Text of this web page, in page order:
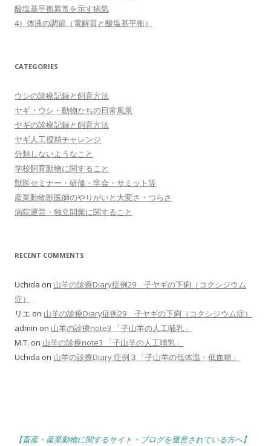
酸塩基平衡異常を示す病気
4）体液の調節（電解質と酸塩基平衡）
CATEGORIES
ウシの診療記録と飼育方法
ヤギ・ウシ・動物たちの日常風景
ヤギの診療記録と飼育方法
ヤギ人工授精チャレンジ
分類しないようなこと
学校飼育動物に関すること
獣医セミナー・研修・学会・サミット等
産業動物獣医師のやりがいと大変さ・つらさ
病院運営・独立開業に関すること
RECENT COMMENTS
Uchida on 山羊の診療Diary症例29 子ヤギの下痢（コクシジウム
症）
リエ on 山羊の診療Diary症例29 子ヤギの下痢（コクシジウム症）
admin on 山羊の診療note3 「子山羊の人工哺乳」
M.T. on 山羊の診療note3 「子山羊の人工哺乳」
Uchida on 山羊の診療Diary 症例３「子山羊の低体温・低血糖」
【畜産・産業動物に関するサイト・ブログを運営されている方へ】